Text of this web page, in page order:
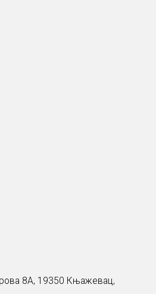
8А, 19350 Књажевац,